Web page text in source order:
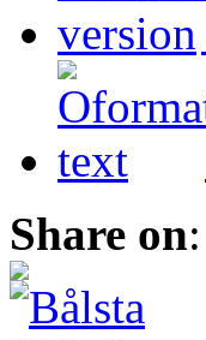
Share on: